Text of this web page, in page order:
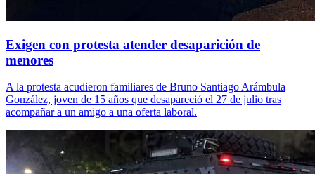
Exigen con protesta atender desaparición de
menores
A la protesta acudieron familiares de Bruno Santiago Arámbula
González, joven de 15 años que desapareció el 27 de julio tras
acompañar a un amigo a una oferta laboral.